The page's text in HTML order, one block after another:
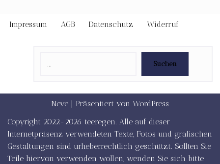
Impressum AGB Datenschutz Widerruf
Suchen
Neve | Präsentiert von WordPress
Copyright 2022-2026 teeregen. Alle auf dieser
Internetpräsenz verwendeten Texte, Fotos und grafischen
Gestaltungen sind urheberrechtlich geschützt. Sollten Sie
Teile hiervon verwenden wollen, wenden Sie sich bitte